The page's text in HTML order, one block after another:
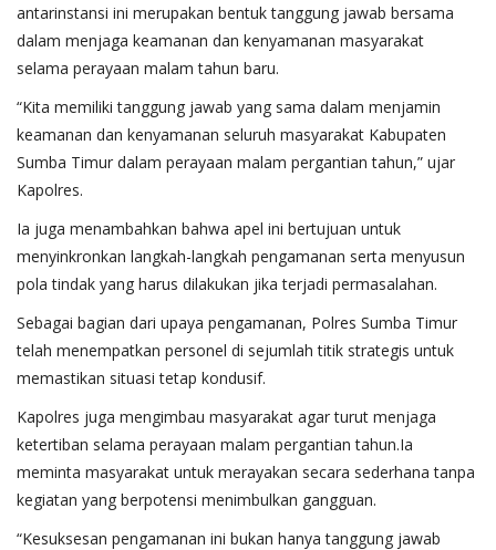
antarinstansi ini merupakan bentuk tanggung jawab bersama
dalam menjaga keamanan dan kenyamanan masyarakat
selama perayaan malam tahun baru.
“Kita memiliki tanggung jawab yang sama dalam menjamin
keamanan dan kenyamanan seluruh masyarakat Kabupaten
Sumba Timur dalam perayaan malam pergantian tahun,” ujar
Kapolres.
Ia juga menambahkan bahwa apel ini bertujuan untuk
menyinkronkan langkah-langkah pengamanan serta menyusun
pola tindak yang harus dilakukan jika terjadi permasalahan.
Sebagai bagian dari upaya pengamanan, Polres Sumba Timur
telah menempatkan personel di sejumlah titik strategis untuk
memastikan situasi tetap kondusif.
Kapolres juga mengimbau masyarakat agar turut menjaga
ketertiban selama perayaan malam pergantian tahun.Ia
meminta masyarakat untuk merayakan secara sederhana tanpa
kegiatan yang berpotensi menimbulkan gangguan.
“Kesuksesan pengamanan ini bukan hanya tanggung jawab